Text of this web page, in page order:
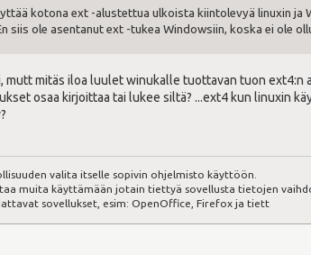
kotona ext -alustettua ulkoista kiintolevyä linuxin ja
siis ole asentanut ext -tukea Windowsiin, koska ei ole
mutt mitäs iloa luulet winukalle tuottavan tuon ext4:n
osaa kirjoittaa tai lukee siltä? ...ext4 kun linuxin
valita itselle sopivin ohjelmisto käyttöön.
muita käyttämään jotain tiettyä sovellusta tietojen
sovellukset, esim: OpenOffice, Firefox ja tiett